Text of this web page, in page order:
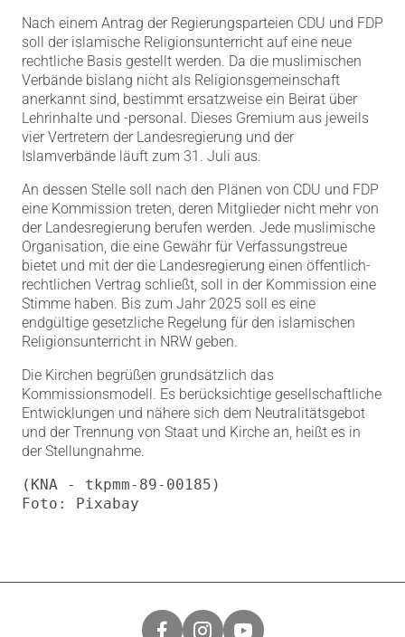
Nach einem Antrag der Regierungsparteien CDU und FDP
soll der islamische Religionsunterricht auf eine neue
rechtliche Basis gestellt werden. Da die muslimischen
Verbände bislang nicht als Religionsgemeinschaft
anerkannt sind, bestimmt ersatzweise ein Beirat über
Lehrinhalte und -personal. Dieses Gremium aus jeweils
vier Vertretern der Landesregierung und der
Islamverbände läuft zum 31. Juli aus.
An dessen Stelle soll nach den Plänen von CDU und FDP
eine Kommission treten, deren Mitglieder nicht mehr von
der Landesregierung berufen werden. Jede muslimische
Organisation, die eine Gewähr für Verfassungstreue
bietet und mit der die Landesregierung einen öffentlich-
rechtlichen Vertrag schließt, soll in der Kommission eine
Stimme haben. Bis zum Jahr 2025 soll es eine
endgültige gesetzliche Regelung für den islamischen
Religionsunterricht in NRW geben.
Die Kirchen begrüßen grundsätzlich das
Kommissionsmodell. Es berücksichtige gesellschaftliche
Entwicklungen und nähere sich dem Neutralitätsgebot
und der Trennung von Staat und Kirche an, heißt es in
der Stellungnahme.
(KNA - tkpmm-89-00185)
Foto: Pixabay